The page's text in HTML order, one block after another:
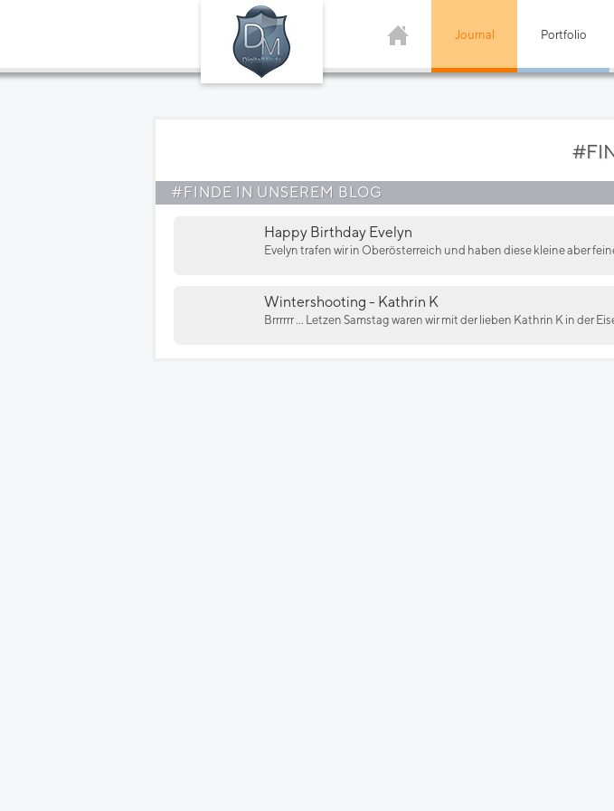
Journal Portfolio
#FINDE IN UNSEREM BLOG
Happy Birthday Evelyn
Evelyn trafen wir in Oberösterreich und haben diese kleine aber
Wintershooting - Kathrin K
Brrrrrr ... Letzen Samstag waren wir mit der lieben Kathrin K in der